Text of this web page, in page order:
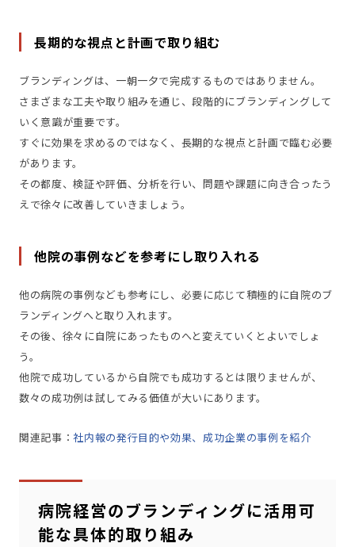
長期的な視点と計画で取り組む
ブランディングは、一朝一夕で完成するものではありません。
さまざまな工夫や取り組みを通じ、段階的にブランディングして
いく意識が重要です。
すぐに効果を求めるのではなく、長期的な視点と計画で臨む必要
があります。
その都度、検証や評価、分析を行い、問題や課題に向き合ったう
えで徐々に改善していきましょう。
他院の事例などを参考にし取り入れる
他の病院の事例なども参考にし、必要に応じて積極的に自院のブ
ランディングへと取り入れます。
その後、徐々に自院にあったものへと変えていくとよいでしょ
う。
他院で成功しているから自院でも成功するとは限りませんが、
数々の成功例は試してみる価値が大いにあります。
関連記事：社内報の発行目的や効果、成功企業の事例を紹介
病院経営のブランディングに活用可
能な具体的取り組み